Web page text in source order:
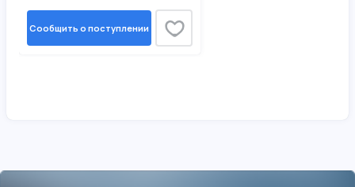
Сообщить о поступлении